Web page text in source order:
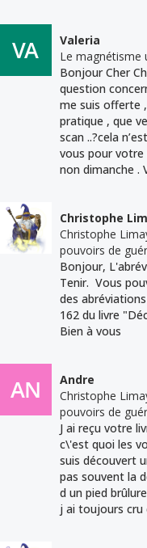
Valeria
Le magnétisme
Bonjour Cher
question
me suis offerte
pratique , que
scan ..?cela
vous pour votre
non dimanche .
Christophe
Christophe
pouvoirs de
Bonjour,
Tenir. Vous
des
162 du livre
Bien à vous
Andre
Christophe
pouvoirs de
J ai reçu votre
c\'est quoi les
suis découvert
pas souvent la
d un pied
j ai toujours cru